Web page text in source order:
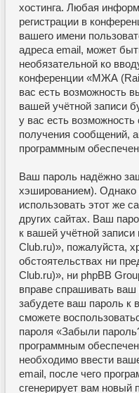
хостинга. Любая
регистрации в
вашего имени
адреса email, может
необязательной ко
конференции «МЖА
вас есть возможность
вашей учётной записи
у вас есть возможность
получения сообщений,
программным
Ваш пароль надёжно
хэшированием). Однако
использовать этот же
других сайтах. Ваш
к вашей учётной
Club.ru)», пожалуйста,
обстоятельствах ни
Club.ru)», ни phpBB
вправе спрашивать
забудете ваш пароль к
сможете
пароля «Забыли
программным
необходимо ввести
email, после чего
сгенерирует вам новый